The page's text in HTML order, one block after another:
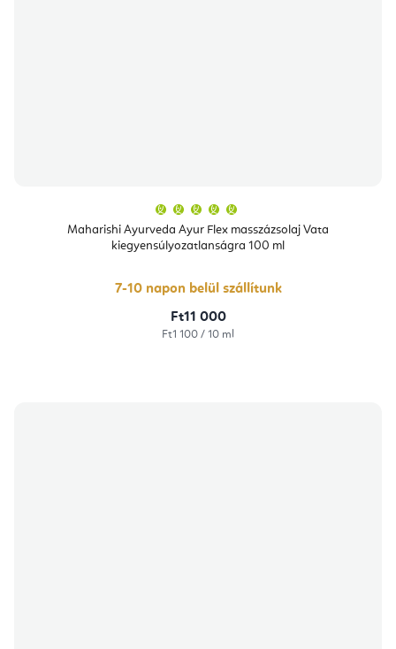
Maharishi Ayurveda Ayur Flex masszázsolaj Vata
kiegyensúlyozatlanságra 100 ml
átlagos
értékelése
5-
csillag.
7-10 napon belül szállítunk
Ft11 000
Egységár:
Ft1 100 / 10 ml